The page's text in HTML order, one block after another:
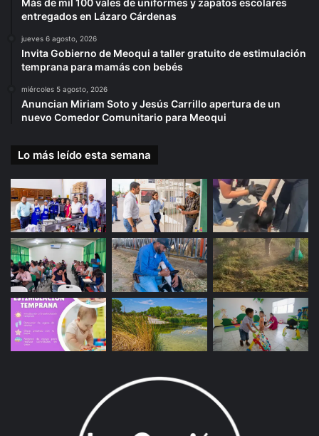
entregados en Lázaro Cárdenas
jueves 6 agosto, 2026
Invita Gobierno de Meoqui a taller gratuito de estimulación
temprana para mamás con bebés
miércoles 5 agosto, 2026
Anuncian Miriam Soto y Jesús Carrillo apertura de un
nuevo Comedor Comunitario para Meoqui
Lo más leído esta semana